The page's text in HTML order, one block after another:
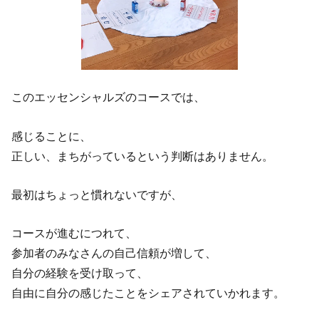
このエッセンシャルズのコースでは、
感じることに、
正しい、まちがっているという判断はありません。
最初はちょっと慣れないですが、
コースが進むにつれて、
参加者のみなさんの自己信頼が増して、
自分の経験を受け取って、
自由に自分の感じたことをシェアされていかれます。